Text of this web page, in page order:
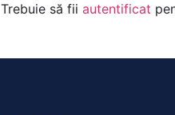
Trebuie să fii autentificat